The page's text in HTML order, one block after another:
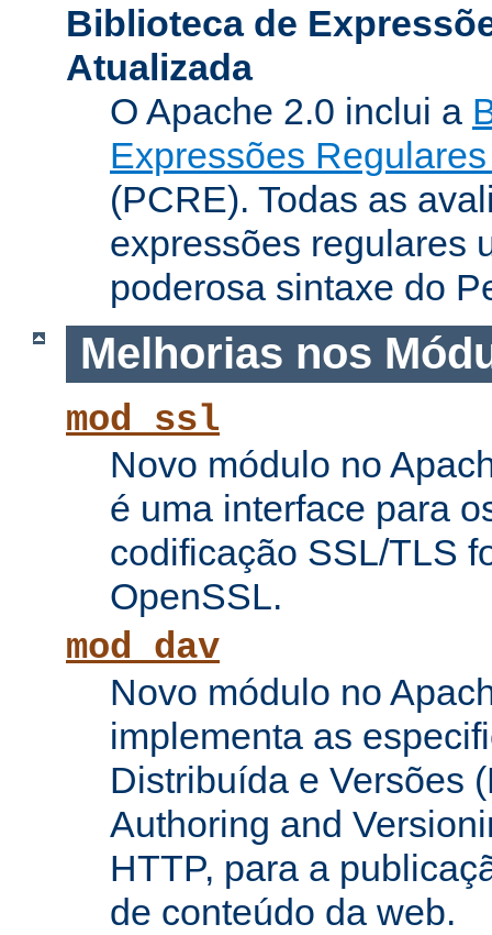
Biblioteca de
Atualizada
O Apache 2.0 inclui a
Expressões
(PCRE). Todas as
expressões regulares
poderosa sintaxe do
Melhorias nos
mod_ssl
Novo módulo no
é uma interface para
codificação SSL/TLS
OpenSSL.
mod_dav
Novo módulo no
implementa as
Distribuída e Versões
Authoring and
HTTP, para a
de conteúdo da web.